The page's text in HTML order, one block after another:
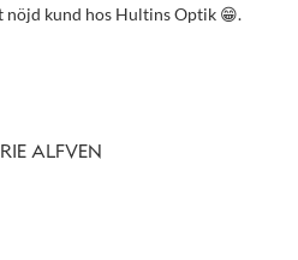
nöjd kund hos Hultins Optik 😁.
ALFVEN